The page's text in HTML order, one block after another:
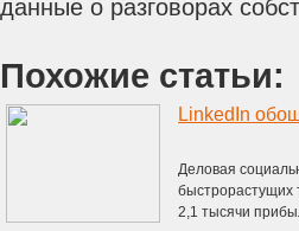
данные о разговорах
Похожие статьи:
Деловая
быстрорастущих
2,1 тысячи